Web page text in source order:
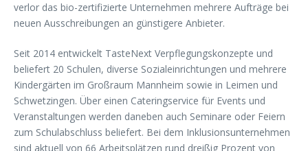
verlor das bio-zertifizierte Unternehmen mehrere Aufträge bei
neuen Ausschreibungen an günstigere Anbieter.
Seit 2014 entwickelt TasteNext Verpflegungskonzepte und
beliefert 20 Schulen, diverse Sozialeinrichtungen und mehrere
Kindergärten im Großraum Mannheim sowie in Leimen und
Schwetzingen. Über einen Cateringservice für Events und
Veranstaltungen werden daneben auch Seminare oder Feiern
zum Schulabschluss beliefert. Bei dem Inklusionsunternehmen
sind aktuell von 66 Arbeitsplätzen rund dreißig Prozent von